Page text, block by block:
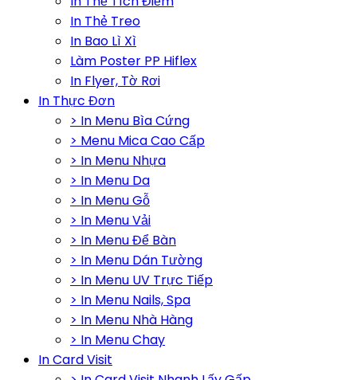
In Thẻ Treo
In Bao Lì Xì
Làm Poster PP Hiflex
In Flyer, Tờ Rơi
In Thực Đơn
> In Menu Bìa Cứng
> Menu Mica Cao Cấp
> In Menu Nhựa
> In Menu Da
> In Menu Gỗ
> In Menu Vải
> In Menu Để Bàn
> In Menu Dán Tường
> In Menu UV Trực Tiếp
> In Menu Nails, Spa
> In Menu Nhà Hàng
> In Menu Chay
In Card Visit